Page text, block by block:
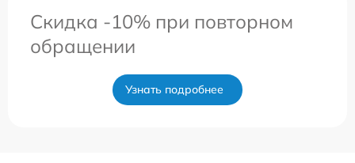
Скидка -10% при повторном
обращении
Узнать подробнее